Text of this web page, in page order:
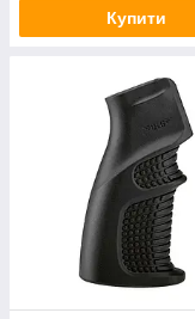
Купити